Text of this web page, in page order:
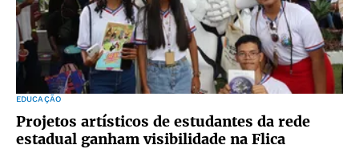
EDUCAÇÃO
Projetos artísticos de estudantes da rede
estadual ganham visibilidade na Flica